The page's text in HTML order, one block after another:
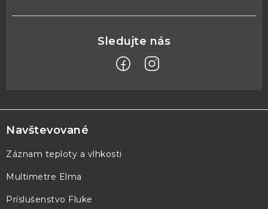
á
p
ä
e
Navštevované
Záznam teploty a vlhkosti
Multimetre Elma
Príslušenstvo Fluke